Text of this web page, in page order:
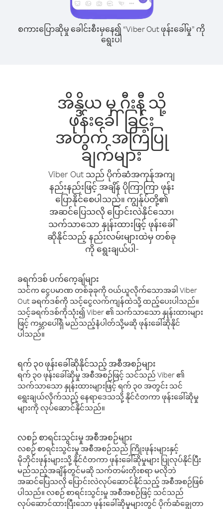
စကားပြောဆိုမှု ခေါင်းစီးမှနေ၍ “Viber Out ဖုန်းခေါ်မှု” ကို
ရွေးပါ
အိန္ဒိယ မှ ဂီးနီ သို့
ဖုန်းခေါ်ခြင်း
အတွက် အကြံပြု
ချက်များ
Viber Out သည် ပိုက်ဆံအကုန်အကျ
နည်းနည်းဖြင့် အချိန် ပိုကြာကြာ ဖုန်း
ပြောနိုင်စေပါသည်။ ကျွန်ုပ်တို့၏
အဆင်ပြေသလို ပြောင်းလဲနိုင်သော၊
သက်သာသော နှုန်းထားဖြင့် ဖုန်းခေါ်
ဆိုနိုင်သည့် နည်းလမ်းများထဲမှ တစ်ခု
ကို ရွေးချယ်ပါ-
ခရက်ဒစ် ပက်ကေ့ချ်များ
သင်က ငွေပမာဏ တစ်ခုခုကို ဝယ်ယူလိုက်သောအခါ Viber
Out ခရက်ဒစ်ကို သင့်ငွေလက်ကျန်ထဲသို့ ထည့်ပေးပါသည်။
သင့်ခရက်ဒစ်ကိုသုံး၍ Viber ၏ သက်သာသော နှုန်းထားများ
ဖြင့် ကမ္ဘာပေါ်ရှိ မည်သည့်နံပါတ်သို့မဆို ဖုန်းခေါ်ဆိုနိုင်
ပါသည်။
ရက် ၃၀ ဖုန်းခေါ်ဆိုနိုင်သည့် အစီအစဉ်များ
ရက် ၃၀ ဖုန်းခေါ်ဆိုမှု အစီအစဉ်ဖြင့် သင်သည် Viber ၏
သက်သာသော နှုန်းထားများဖြင့် ရက် ၃၀ အတွင်း သင်
ရွေးချယ်လိုက်သည့် နေရာဒေသသို့ နိုင်ငံတကာ ဖုန်းခေါ်ဆိုမှု
များကို လုပ်ဆောင်နိုင်သည်။
လစဉ် စာရင်းသွင်းမှု အစီအစဉ်များ
လစဉ် စာရင်းသွင်းမှု အစီအစဉ်သည် ကြိုးဖုန်းများနှင့်
မိုဘိုင်းဖုန်းများသို့ နိုင်ငံတကာ ဖုန်းခေါ်ဆိုမှုများ ပြုလုပ်နိုင်ပြီး
မည်သည့်အချိန်တွင်မဆို သက်တမ်းတိုးစရာ မလိုဘဲ
အဆင်ပြေသလို ပြောင်းလဲလုပ်ဆောင်နိုင်သည့် အစီအစဉ်ဖြစ်
ပါသည်။ လစဉ် စာရင်းသွင်းမှု အစီအစဉ်ဖြင့် သင်သည်
လုပ်ဆောင်ထားပြီးသော ဖုန်းခေါ်ဆိုမှုများတွင် ပိုက်ဆံချွေတာ